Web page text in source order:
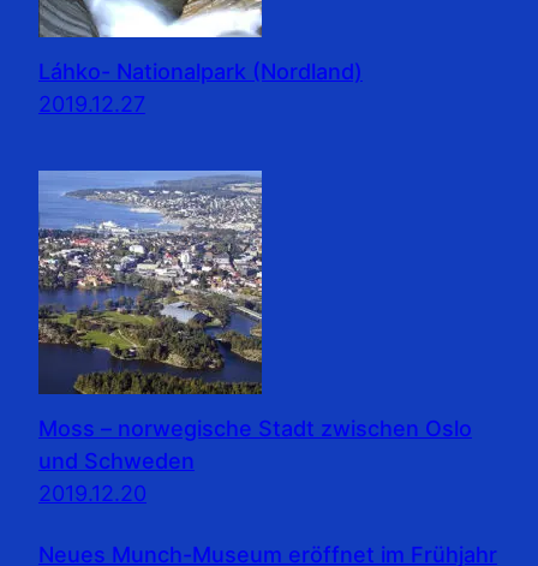
Láhko- Nationalpark (Nordland)
2019.12.27
Moss – norwegische Stadt zwischen Oslo
und Schweden
2019.12.20
Neues Munch-Museum eröffnet im Frühjahr